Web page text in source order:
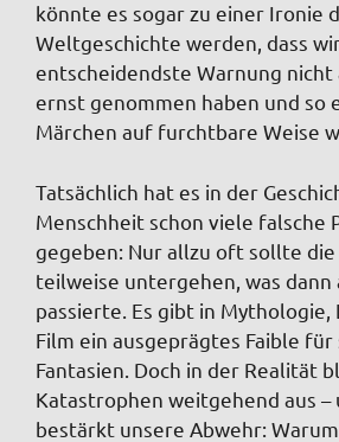
könnte es sogar zu einer Ironie
Weltgeschichte werden, dass
entscheidendste Warnung nicht
ernst genommen haben und so
Märchen auf furchtbare Weise
Tatsächlich hat es in der
Menschheit schon viele falsche
gegeben: Nur allzu oft sollte
teilweise untergehen, was dann
passierte. Es gibt in
Film ein ausgeprägtes Faible für
Fantasien. Doch in der Realität
Katastrophen weitgehend aus –
bestärkt unsere Abwehr: